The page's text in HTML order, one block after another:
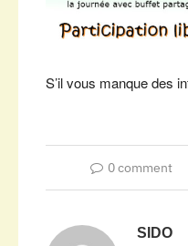
S’il vous manque des
0 comment
SIDO